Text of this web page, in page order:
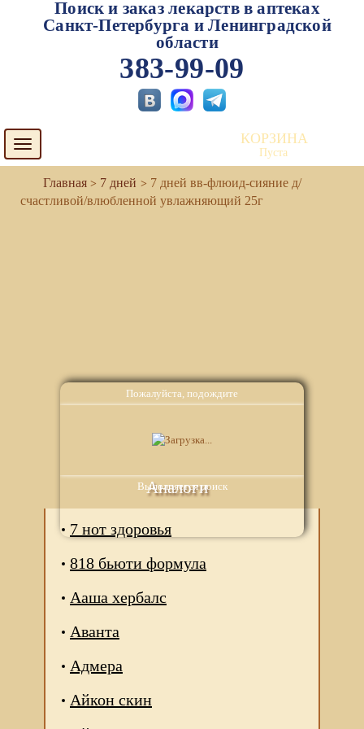
Пожалуйста, подождите
Выполняется поиск
Поиск и заказ лекарств в аптеках
Санкт-Петербурга и Ленинградской
области
383-99-09
Toggle
navigation
КОРЗИНА
Пуста
7 дней
7 дней вв-флюид-сияние д/
счастливой/влюбленной увлажняющий 25г
Аналоги
7 нот здоровья
818 бьюти формула
Ааша хербалс
Аванта
Адмера
Айкон скин